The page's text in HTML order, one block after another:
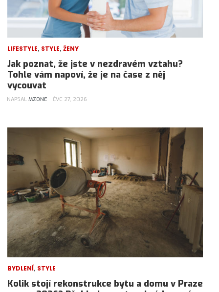
LIFESTYLE, STYLE, ŽENY
Jak poznat, že jste v nezdravém vztahu?
Tohle vám napoví, že je na čase z něj
vycouvat
NAPSAL MZONE ČVC 27, 2026
BYDLENÍ, STYLE
Kolik stojí rekonstrukce bytu a domu v Praze